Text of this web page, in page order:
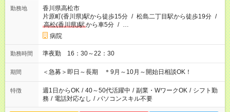
勤務地
香川県高松市
片原町(香川県)駅から徒歩15分 / 松島二丁目駅から徒歩19分 /
高松(香川県)駅から車5分 / …
病院
勤務時間 準夜勤 16：30～22：30
期間 ＜急募＞即日～長期 ＊9月～10月～開始日相談OK！
特徴 週1日からOK / 40～50代活躍中 / 副業・WワークOK / シフト勤
務 / 電話対応なし / パソコンスキル不要